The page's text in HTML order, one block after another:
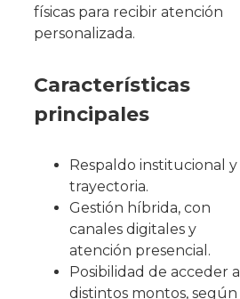
físicas para recibir atención
personalizada.
Características
principales
Respaldo institucional y
trayectoria.
Gestión híbrida, con
canales digitales y
atención presencial.
Posibilidad de acceder a
distintos montos, según